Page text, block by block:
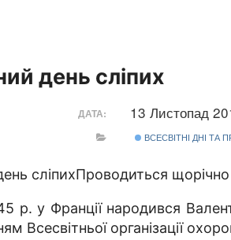
день сліпих
ДАТА: 13 Листопад
ВСЕСВІТНІ ДНІ ТА
Проводиться
р. у Франції народився
Всесвітньої організації